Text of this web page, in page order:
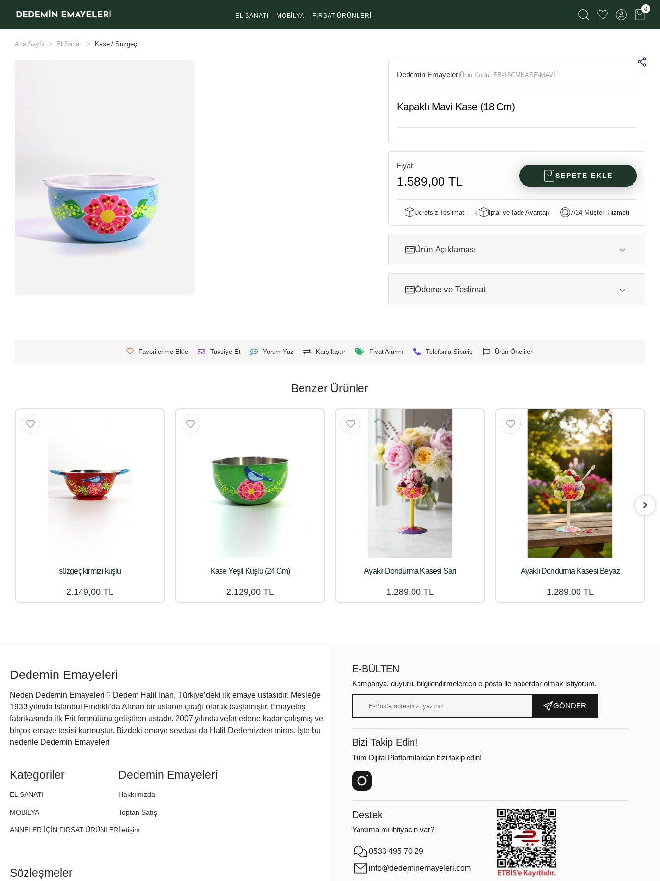
EL SANATI MOBİLYA FIRSAT ÜRÜNLERİ
0
Ana Sayfa El Sanatı Kase / Süzgeç
Dedemin EmayeleriÜrün Kodu: EB-18CMKASE-MAVİ
Kapaklı Mavi Kase (18 Cm)
Fiyat
1.589,00 TL SEPETE EKLE
Ücretsiz Teslimat İptal ve İade Avantajı 7/24 Müşteri Hizmeti
Ürün Açıklaması
Ödeme ve Teslimat
Favorilerime Ekle Tavsiye Et Yorum Yaz Karşılaştır Fiyat Alarmı Telefonla Sipariş Ürün Önerileri
Benzer Ürünler
süzgeç kırmızı kuşlu
2.149,00 TL
Kase Yeşil Kuşlu (24 Cm)
2.129,00 TL
Ayaklı Dondurma Kasesi Sarı
1.289,00 TL
Ayaklı Dondurma Kasesi Beyaz
1.289,00 TL
Dedemin Emayeleri
Neden Dedemin Emayeleri ? Dedem Halil İnan, Türkiye’deki ilk emaye ustasıdır. Mesleğe
1933 yılında İstanbul Fındıklı’da Alman bir ustanın çırağı olarak başlamıştır. Emayetaş
fabrikasında ilk Frit formülünü geliştiren ustadır. 2007 yılında vefat edene kadar çalışmış ve
birçok emaye tesisi kurmuştur. Bizdeki emaye sevdası da Halil Dedemizden miras. İşte bu
nedenle Dedemin Emayeleri
Kategoriler
EL SANATI
MOBİLYA
ANNELER İÇİN FIRSAT ÜRÜNLER
Dedemin Emayeleri
Hakkımızda
Toptan Satış
İletişim
Sözleşmeler
E-BÜLTEN
Kampanya, duyuru, bilgilendirmelerden e-posta ile haberdar olmak istiyorum.
GÖNDER
Bizi Takip Edin!
Tüm Dijital Platformlardan bizi takip edin!
Destek
Yardıma mı ihtiyacın var?
0533 495 70 29
info@dedeminemayeleri.com